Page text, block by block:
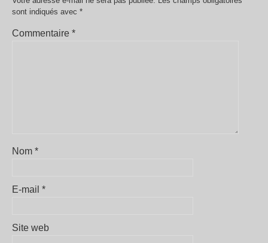
sont indiqués avec *
Commentaire *
Nom *
E-mail *
Site web